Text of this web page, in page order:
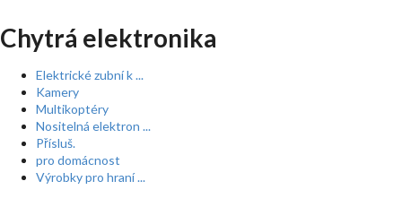
Chytrá elektronika
Elektrické zubní k ...
Kamery
Multikoptéry
Nositelná elektron ...
Přísluš.
pro domácnost
Výrobky pro hraní ...